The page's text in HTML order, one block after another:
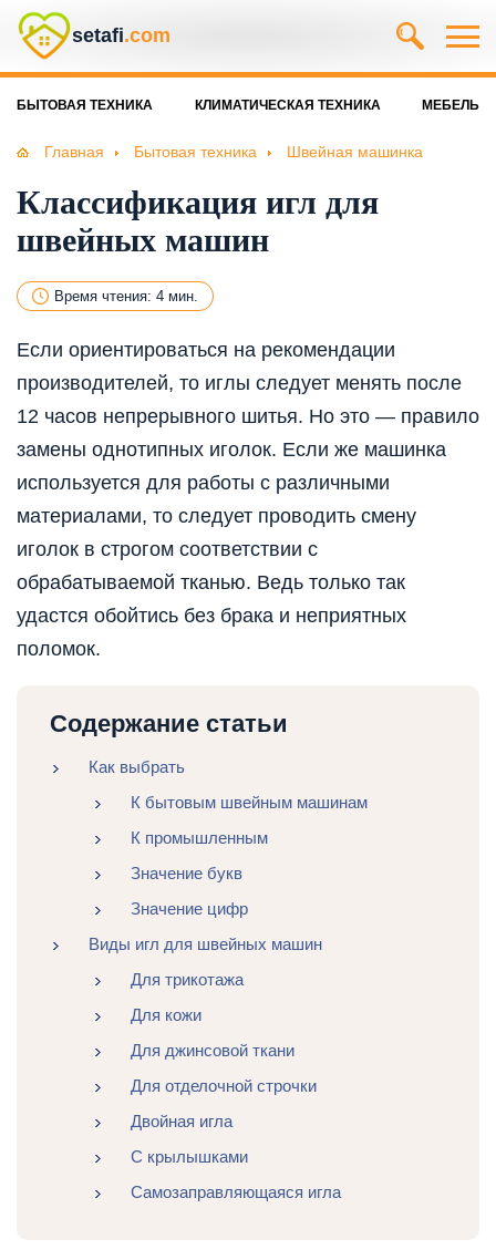
setafi.com
БЫТОВАЯ ТЕХНИКА КЛИМАТИЧЕСКАЯ ТЕХНИКА МЕБЕЛЬ
Главная Бытовая техника Швейная машинка
Классификация игл для
швейных машин
Время чтения: 4 мин.
Если ориентироваться на рекомендации
производителей, то иглы следует менять после
12 часов непрерывного шитья. Но это — правило
замены однотипных иголок. Если же машинка
используется для работы с различными
материалами, то следует проводить смену
иголок в строгом соответствии с
обрабатываемой тканью. Ведь только так
удастся обойтись без брака и неприятных
поломок.
Содержание статьи
Как выбрать
К бытовым швейным машинам
К промышленным
Значение букв
Значение цифр
Виды игл для швейных машин
Для трикотажа
Для кожи
Для джинсовой ткани
Для отделочной строчки
Двойная игла
С крылышками
Самозаправляющаяся игла